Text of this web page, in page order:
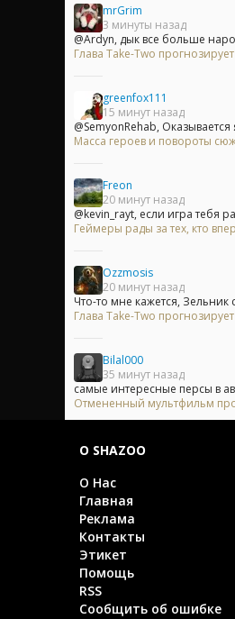
mrGrim
3 минуты назад
@Ardyn, дык все больше
Глава Take-Two
greenfox111
15 минут назад
@SemyonRehab,
Масса героев и повороты
Freon
20 минут назад
@kevin_rayt, если игра тебя
Геймеры рады за тех, кто
Ozzmosis
20 минут назад
Что-то мне кажется,
Глава Take-Two
Bilal000
35 минут назад
самые интересные персы в
Отмененный мультфильм
О SHAZOO
О Нас
Главная
Реклама
Контакты
Этикет
Помощь
RSS
Сообщить об ошибке